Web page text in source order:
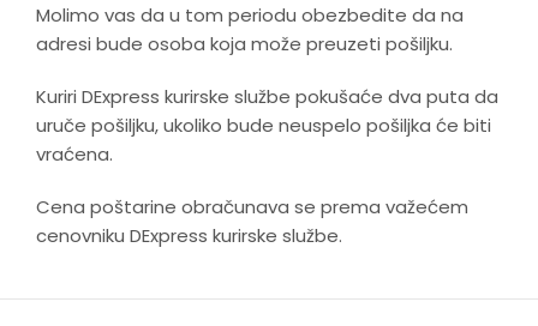
Molimo vas da u tom periodu obezbedite da na
adresi bude osoba koja može preuzeti pošiljku.
Kuriri DExpress kurirske službe pokušaće dva puta da
uruče pošiljku, ukoliko bude neuspelo pošiljka će biti
vraćena.
Cena poštarine obračunava se prema važećem
cenovniku DExpress kurirske službe.